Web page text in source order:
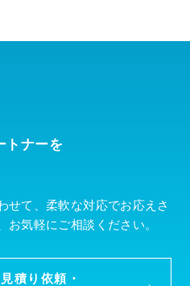
トナーを
せて、柔軟な対応でお応えさ
気軽にご相談ください。
積り依頼・